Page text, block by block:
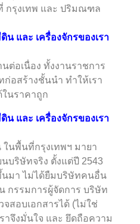
กรุงเทพ และ ปริมณฑล
น และ เครื่องจักรของเรา
ต่อเนื่อง ทั้งงานราชการ
ก่อสร้างชั้นนำ ทำให้เรา
นราคาถูก
น และ เครื่องจักรของเรา
ในพื้นที่กรุงเทพฯ มายา
บริษัทจริง ตั้งแต่ปี 2543
มา ไม่ได้ยืมบริษัทคนอื่น
กรรมการผู้จัดการ บริษัท
จสอบเอกสารได้ (ไม่ใช่
าจึงมั่นใจ และ ยึดถือความ